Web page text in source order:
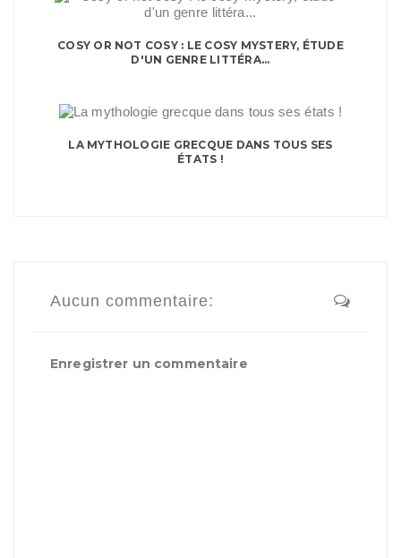
COSY OR NOT COSY : LE COSY MYSTERY, ÉTUDE
D'UN GENRE LITTÉRA...
LA MYTHOLOGIE GRECQUE DANS TOUS SES
ÉTATS !
Aucun commentaire:
Enregistrer un commentaire